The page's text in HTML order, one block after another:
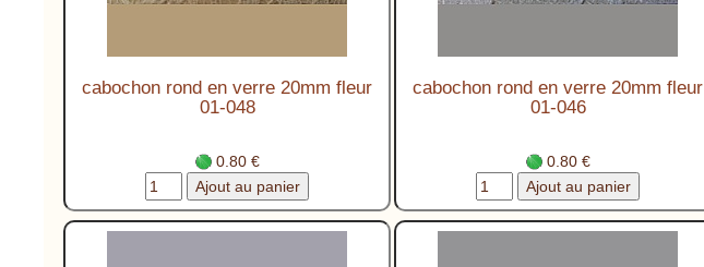
cabochon rond en verre 20mm fleur
01-048
0.80 €
cabochon rond en verre 20mm fleur
01-046
0.80 €